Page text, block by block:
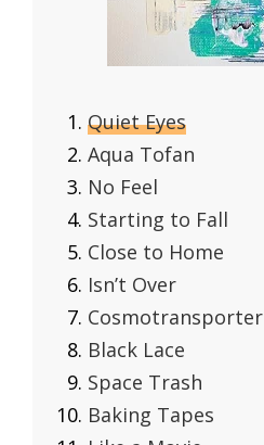
Quiet Eyes
Aqua Tofan
No Feel
Starting to Fall
Close to Home
Isn’t Over
Cosmotransporter
Black Lace
Space Trash
Baking Tapes